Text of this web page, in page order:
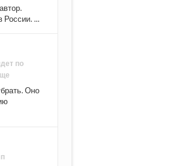
России. ...
по
Оно